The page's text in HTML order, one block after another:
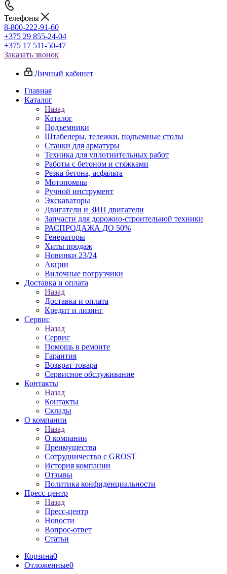
Телефоны
8-800-222-91-60
+375 29 855-24-04
+375 17 511-50-47
Заказать звонок
Личный кабинет
Главная
Каталог
Назад
Каталог
Подъемники
Штабелеры, тележки, подъемные столы
Станки для арматуры
Техника для уплотнительных работ
Работы с бетоном и стяжками
Резка бетона, асфальта
Мотопомпы
Ручной инструмент
Экскаваторы
Двигатели и ЗИП двигатели
Запчасти для дорожно-строительной техники
РАСПРОДАЖА ДО 50%
Генераторы
Хиты продаж
Новинки 23/24
Акции
Вилочные погрузчики
Доставка и оплата
Назад
Доставка и оплата
Кредит и лизинг
Сервис
Назад
Сервис
Помощь в ремонте
Гарантия
Возврат товара
Сервисное обслуживание
Контакты
Назад
Контакты
Склады
О компании
Назад
О компании
Преимущества
Сотрудничество с GROST
История компании
Отзывы
Политика конфиденциальности
Пресс-центр
Назад
Пресс-центр
Новости
Вопрос-ответ
Статьи
Корзина0
Отложенные0